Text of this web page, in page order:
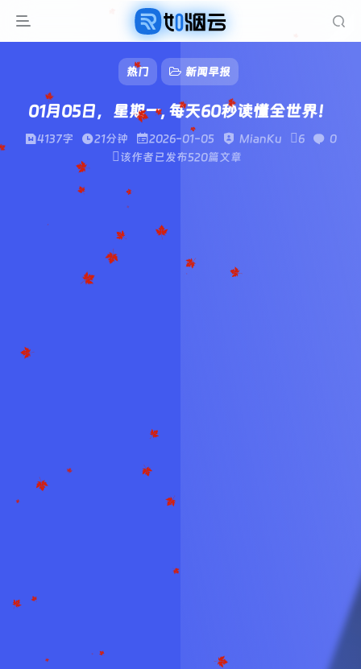
热门 新闻早报
01月05日，星期一, 每天60秒读懂全世界！
4137字 21分钟 2026-01-05 MianKu 6
0
该作者已发布520篇文章